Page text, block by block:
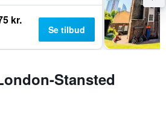
kr.
Se tilbud
Stansted